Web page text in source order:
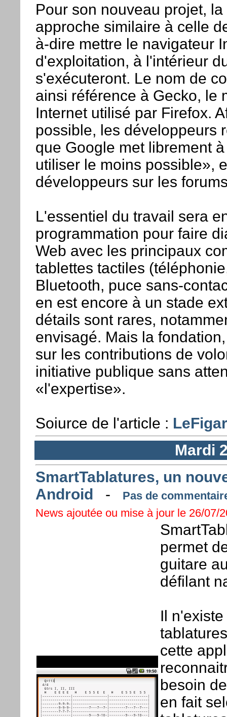
Pour son nouveau projet,
approche similaire à celle
à-dire mettre le navigateur
d'exploitation, à l'intérieur
s'exécuteront. Le nom de
ainsi référence à Gecko, le
Internet utilisé par Firefox.
possible, les développeurs
que Google met librement
utiliser le moins possible»,
développeurs sur les
L'essentiel du travail sera
programmation pour faire
Web avec les principaux
tablettes tactiles
Bluetooth, puce sans-
en est encore à un stade
détails sont rares,
envisagé. Mais la
sur les contributions de
initiative publique sans
«l'expertise».
Soiurce de l'article :
Mardi
SmartTablatures, un
Android
-
Pas de
News ajoutée ou mise à jour le 26/07/
permet
guitare
défilant
Il
cette
besoin
en fait